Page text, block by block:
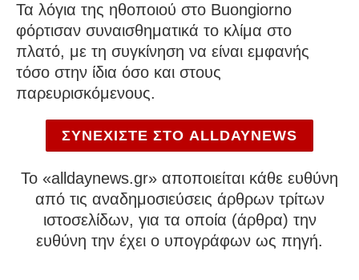
Τα λόγια της ηθοποιού στο Buongiorno
φόρτισαν συναισθηματικά το κλίμα στο
πλατό, με τη συγκίνηση να είναι εμφανής
τόσο στην ίδια όσο και στους
παρευρισκόμενους.
ΣΥΝΕΧΙΣΤΕ ΣΤΟ ALLDAYNEWS
To «alldaynews.gr» αποποιείται κάθε ευθύνη
από τις αναδημοσιεύσεις άρθρων τρίτων
ιστοσελίδων, για τα οποία (άρθρα) την
ευθύνη την έχει ο υπογράφων ως πηγή.